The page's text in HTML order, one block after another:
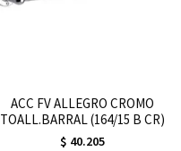
ACC FV ALLEGRO CROMO
TOALL.BARRAL (164/15 B CR)
$ 40.205